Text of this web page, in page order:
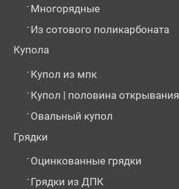
- Многорядные
- Из сотового поликарбоната
Купола
- Купол из мпк
- Купол | половина открывания
- Овальный купол
Грядки
- Оцинкованные грядки
- Грядки из ДПК